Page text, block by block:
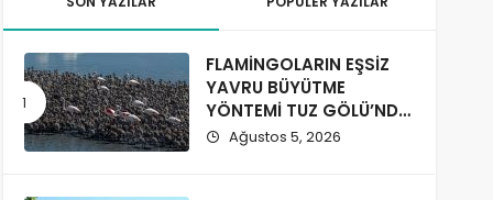
FLAMİNGOLARIN EŞSİZ
YAVRU BÜYÜTME
YÖNTEMİ TUZ GÖLÜ’NDE
GÖZLENDİ
Ağustos 5, 2026